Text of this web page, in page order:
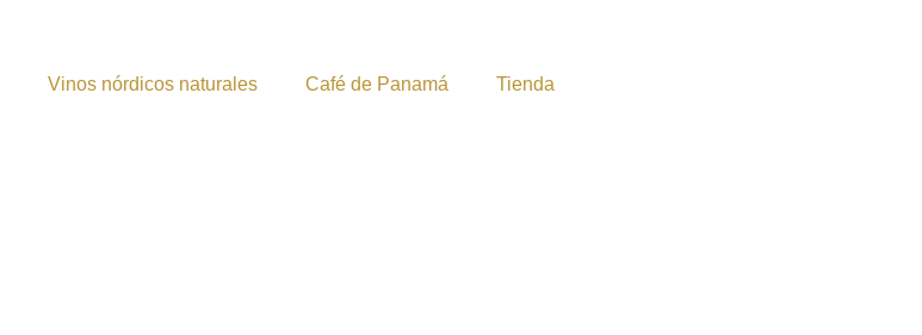
Vinos nórdicos naturales Café de Panamá Tienda